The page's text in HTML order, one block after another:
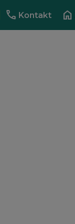
call Kontakt home